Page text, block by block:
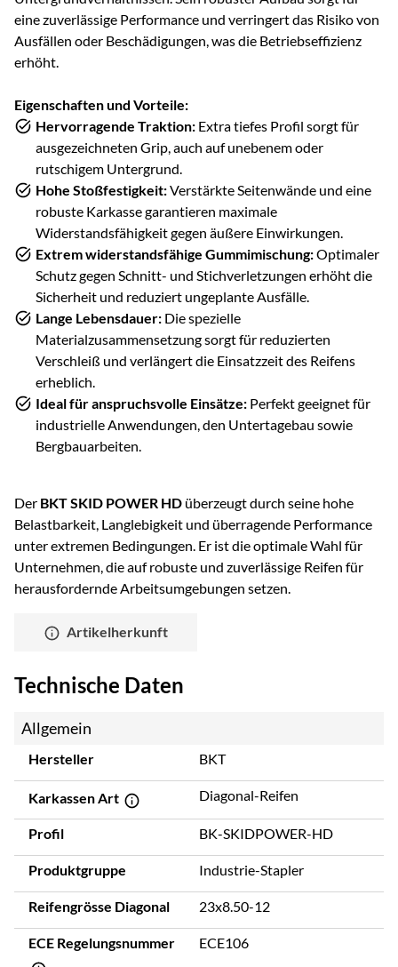
eine zuverlässige Performance und verringert das Risiko von
Ausfällen oder Beschädigungen, was die Betriebseffizienz
erhöht.
Eigenschaften und Vorteile:
Hervorragende Traktion: Extra tiefes Profil sorgt für
ausgezeichneten Grip, auch auf unebenem oder
rutschigem Untergrund.
Hohe Stoßfestigkeit:Verstärkte Seitenwände und eine
robuste Karkasse garantieren maximale
Widerstandsfähigkeit gegen äußere Einwirkungen.
Extrem widerstandsfähige Gummimischung:Optimaler
Schutz gegen Schnitt- und Stichverletzungen erhöht die
Sicherheit und reduziert ungeplante Ausfälle.
Lange Lebensdauer: Die spezielle
Materialzusammensetzung sorgt für reduzierten
Verschleiß und verlängert die Einsatzzeit des Reifens
erheblich.
Ideal für anspruchsvolle Einsätze: Perfekt geeignet für
industrielle Anwendungen, den Untertagebau sowie
Bergbauarbeiten.
Der BKT SKID POWER HD überzeugt durch seine hohe
Belastbarkeit, Langlebigkeit und überragende Performance
unter extremen Bedingungen. Er ist die optimale Wahl für
Unternehmen, die auf robuste und zuverlässige Reifen für
herausfordernde Arbeitsumgebungen setzen.
Artikelherkunft
Technische Daten
Allgemein
Hersteller BKT
Karkassen Art Diagonal-Reifen
Profil BK-SKIDPOWER-HD
Produktgruppe Industrie-Stapler
Reifengrösse Diagonal 23x8.50-12
ECE Regelungsnummer ECE106